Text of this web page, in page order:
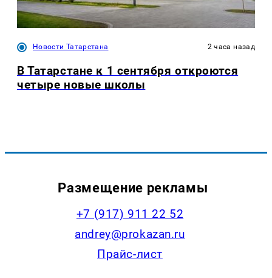
Новости Татарстана 2 часа назад
В Татарстане к 1 сентября откроются
четыре новые школы
Размещение рекламы
+7 (917) 911 22 52
andrey@prokazan.ru
Прайс-лист